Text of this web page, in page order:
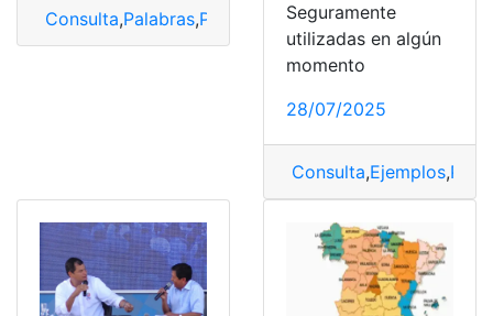
Consulta,Palabras,Palabras Tsáfiqui,Significado
Seguramente
utilizadas en algún
momento
28/07/2025
Consulta,Ejemplos,